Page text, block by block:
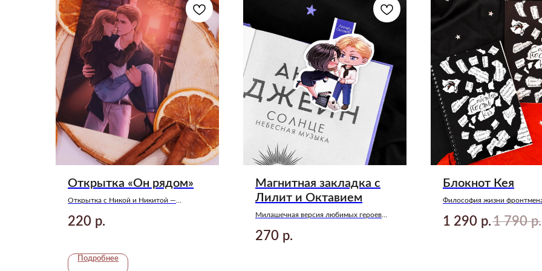
Открытка «Он рядом»
Открытка с Никой и Никитой —
корона» Анны Джейн
220 р.
Подробнее
Магнитная закладка с
Лилит и Октавием
Милашечная версия любимых героев
Джейн
270 р.
Блокнот Кея
Философия жизни
Джейн «Музыкальный
1 290 р.1 790 р.